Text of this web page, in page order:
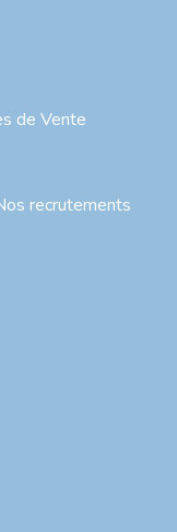
de Vente
recrutements